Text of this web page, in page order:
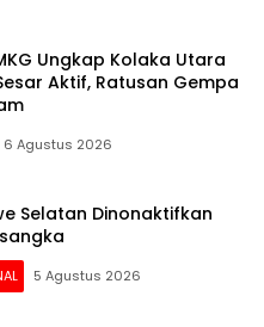
Ungkap Kolaka Utara
Aktif, Ratusan Gempa
6 Agustus 2026
Selatan Dinonaktifkan
5 Agustus 2026